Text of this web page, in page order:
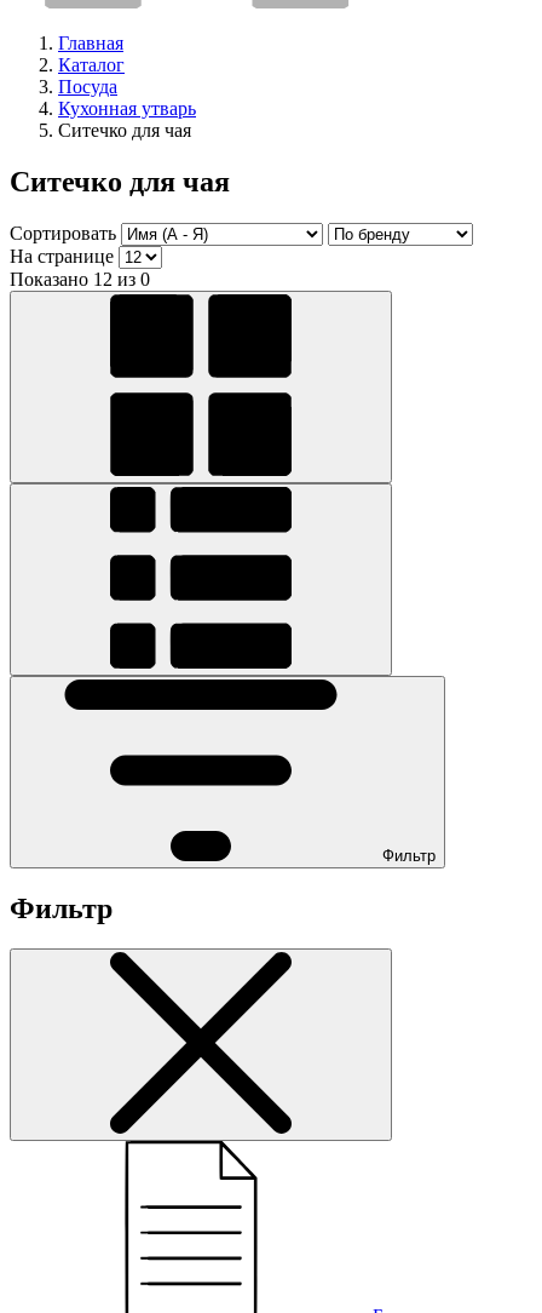
Главная
Каталог
Посуда
Кухонная утварь
Ситечко для чая
Ситечко для чая
Сортировать
На странице
Показано 12 из 0
Фильтр
Фильтр